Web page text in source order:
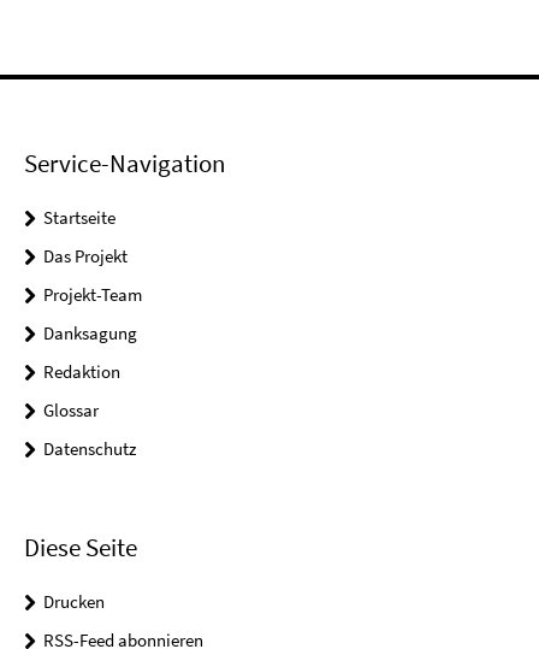
Service-Navigation
Startseite
Das Projekt
Projekt-Team
Danksagung
Redaktion
Glossar
Datenschutz
Diese Seite
Drucken
RSS-Feed abonnieren